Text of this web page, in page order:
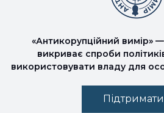
«Антикорупційний вимір»
викриває спроби
використовувати владу для
Підтримати